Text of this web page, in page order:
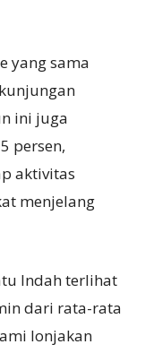
yang sama
ini juga
persen,
aktivitas
menjelang
Indah terlihat
dari rata-rata
lonjakan